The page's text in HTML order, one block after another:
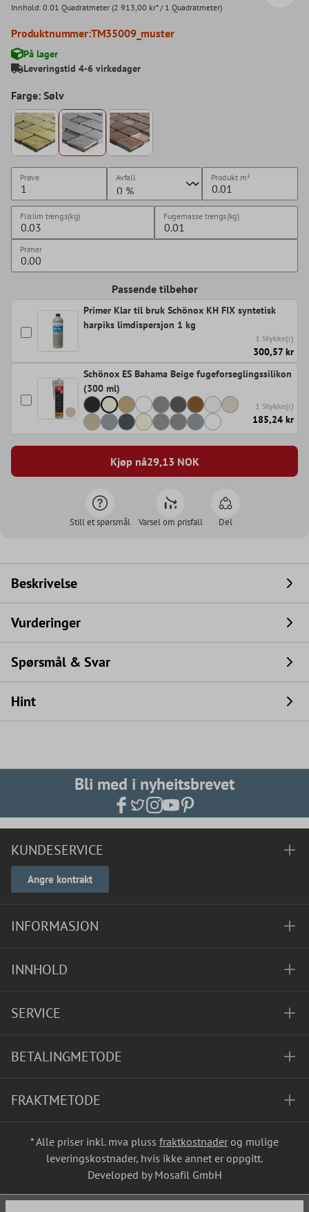
Innhold: 0.01 Quadratmeter (2 913,00 kr* / 1 Quadratmeter)
Produktnummer:TM35009_muster
På lager
Leveringstid 4-6 virkedager
Farge: Sølv
Prøve Avfall Produkt m²
Flislim trengs(kg) Fugemasse trengs(kg)
Primer
Passende tilbehør
Primer Klar til bruk Schönox KH FIX syntetisk
harpiks limdispersjon 1 kg
1 Stykke(r)
300,57 kr
Schönox ES Bahama Beige fugeforseglingssilikon
(300 ml)
1 Stykke(r)
185,24 kr
Kjøp nå29,13 NOK
Still et spørsmål Varsel om prisfall Del
Beskrivelse
Vurderinger
Spørsmål & Svar
Hint
Bli med i nyheitsbrevet
KUNDESERVICE
Angre kontrakt
INFORMASJON
INNHOLD
SERVICE
BETALINGMETODE
FRAKTMETODE
* Alle priser inkl. mva pluss fraktkostnader og mulige
leveringskostnader, hvis ikke annet er oppgitt.
Developed by Mosafil GmbH